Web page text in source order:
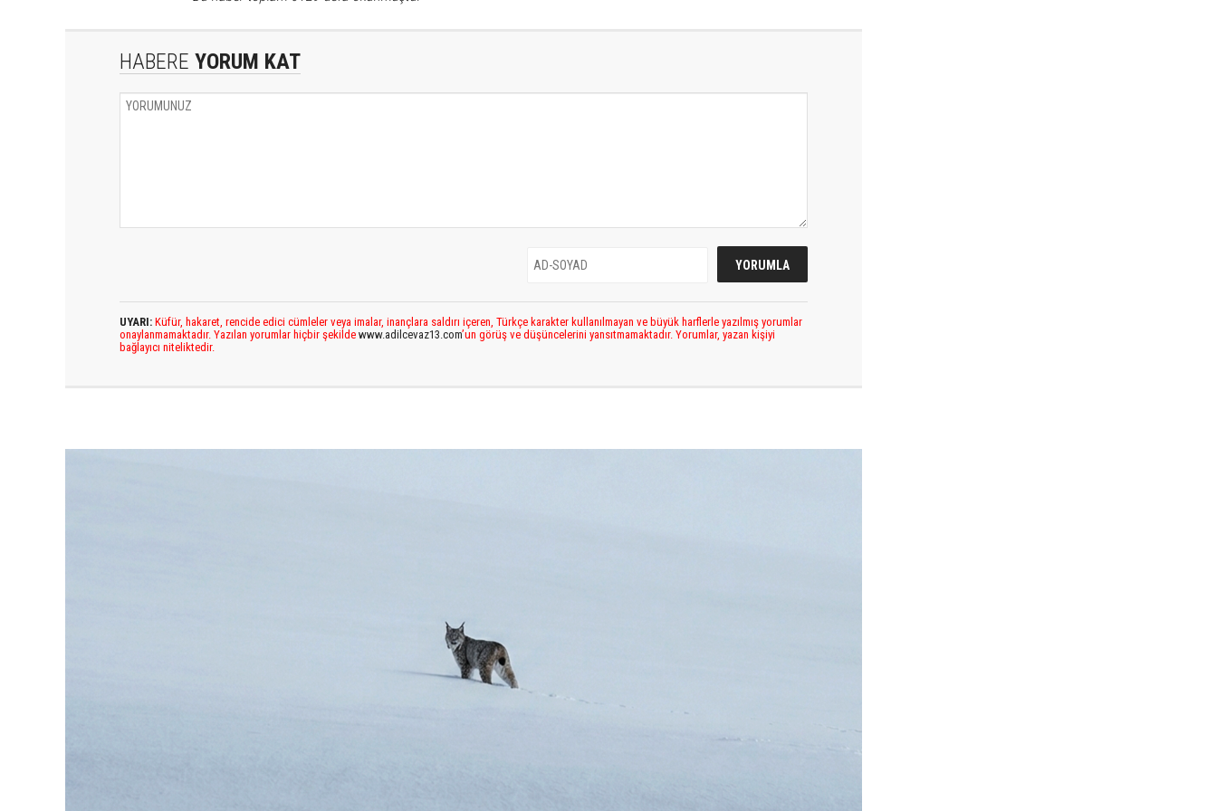
HABERE YORUM KAT
UYARI: Küfür, hakaret, rencide edici cümleler veya imalar, inançlara saldırı içeren, Türkçe karakter kullanılmayan ve büyük harflerle yazılmış yorumlar
onaylanmamaktadır. Yazılan yorumlar hiçbir şekilde www.adilcevaz13.com’un görüş ve düşüncelerini yansıtmamaktadır. Yorumlar, yazan kişiyi
bağlayıcı niteliktedir.